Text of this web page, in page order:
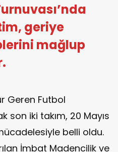
geriye
mağlup
Geren Futbol
son iki takım, 20 Mayıs
belli oldu.
İmbat Madencilik ve